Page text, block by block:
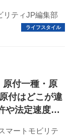
リティJP編集部
原付一種・原
付はどこが違
や法定速度、
マートモビリテ